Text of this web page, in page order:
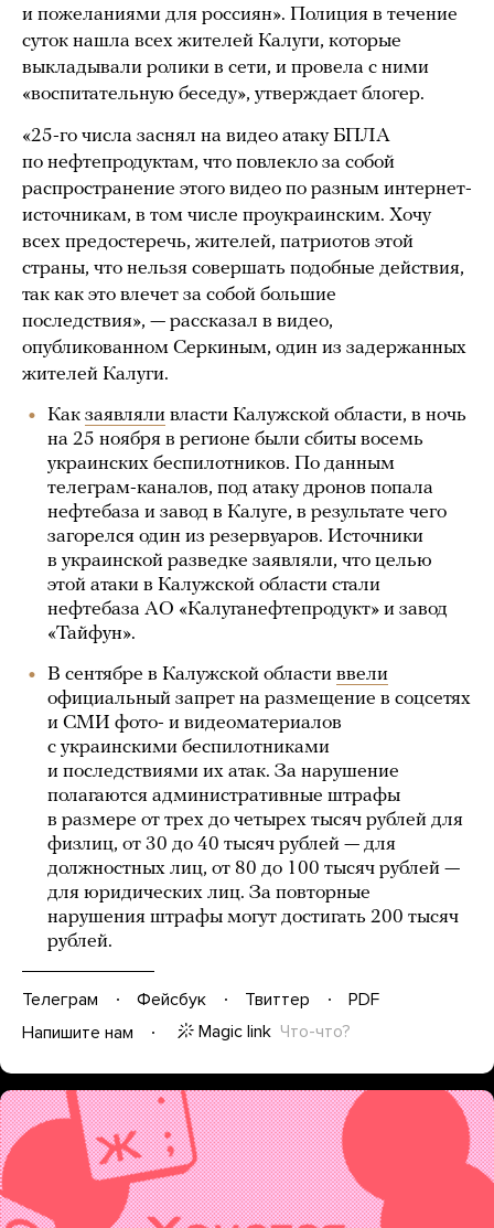
и пожеланиями для россиян». Полиция в течение
суток нашла всех жителей Калуги, которые
выкладывали ролики в сети, и провела с ними
«воспитательную беседу», утверждает блогер.
«25-го числа заснял на видео атаку БПЛА
по нефтепродуктам, что повлекло за собой
распространение этого видео по разным интернет-
источникам, в том числе проукраинским. Хочу
всех предостеречь, жителей, патриотов этой
страны, что нельзя совершать подобные действия,
так как это влечет за собой большие
последствия», — рассказал в видео,
опубликованном Серкиным, один из задержанных
жителей Калуги.
Как заявляли власти Калужской области, в ночь
на 25 ноября в регионе были сбиты восемь
украинских беспилотников. По данным
телеграм-каналов, под атаку дронов попала
нефтебаза и завод в Калуге, в результате чего
загорелся один из резервуаров. Источники
в украинской разведке заявляли, что целью
этой атаки в Калужской области стали
нефтебаза АО «Калуганефтепродукт» и завод
«Тайфун».
В сентябре в Калужской области ввели
официальный запрет на размещение в соцсетях
и СМИ фото- и видеоматериалов
с украинскими беспилотниками
и последствиями их атак. За нарушение
полагаются административные штрафы
в размере от трех до четырех тысяч рублей для
физлиц, от 30 до 40 тысяч рублей — для
должностных лиц, от 80 до 100 тысяч рублей —
для юридических лиц. За повторные
нарушения штрафы могут достигать 200 тысяч
рублей.
Телеграм Фейсбук Твиттер
PDF
Напишите нам
Magic link Что-что?